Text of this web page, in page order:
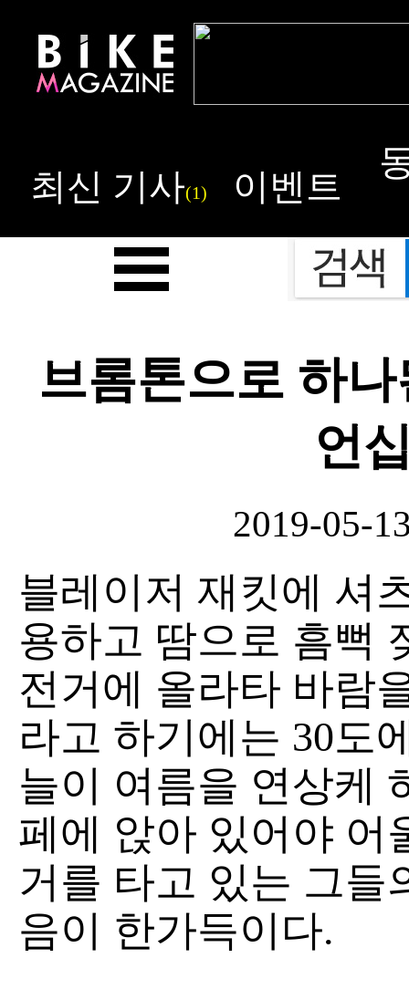
최신 기사(1) 이벤트
브롬톤으로 하
언
2019-05-
블레이저 재킷에 셔
용하고 땀으로 흠뻑
전거에 올라타 바람
라고 하기에는 30도
늘이 여름을 연상케
페에 앉아 있어야 어
거를 타고 있는 그들
음이 한가득이다.